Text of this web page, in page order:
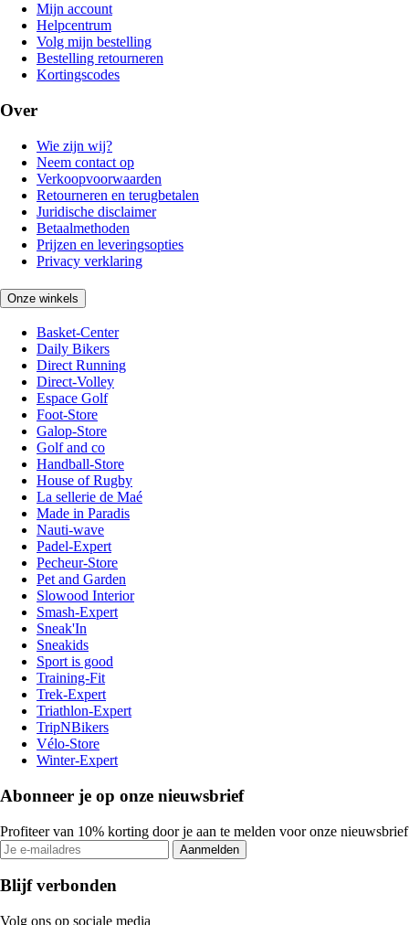
Mijn account
Helpcentrum
Volg mijn bestelling
Bestelling retourneren
Kortingscodes
Over
Wie zijn wij?
Neem contact op
Verkoopvoorwaarden
Retourneren en terugbetalen
Juridische disclaimer
Betaalmethoden
Prijzen en leveringsopties
Privacy verklaring
Onze winkels
Basket-Center
Daily Bikers
Direct Running
Direct-Volley
Espace Golf
Foot-Store
Galop-Store
Golf and co
Handball-Store
House of Rugby
La sellerie de Maé
Made in Paradis
Nauti-wave
Padel-Expert
Pecheur-Store
Pet and Garden
Slowood Interior
Smash-Expert
Sneak'In
Sneakids
Sport is good
Training-Fit
Trek-Expert
Triathlon-Expert
TripNBikers
Vélo-Store
Winter-Expert
Abonneer je op onze nieuwsbrief
Profiteer van 10% korting door je aan te melden voor onze nieuwsbrief
Aanmelden
Blijf verbonden
Volg ons op sociale media